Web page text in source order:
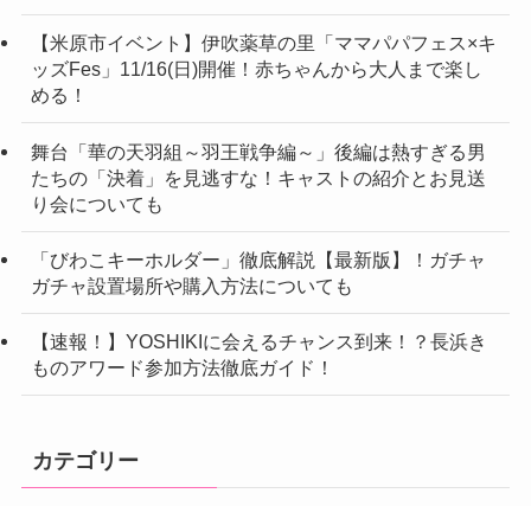
【米原市イベント】伊吹薬草の里「ママパパフェス×キ
ッズFes」11/16(日)開催！赤ちゃんから大人まで楽し
める！
舞台「華の天羽組～羽王戦争編～」後編は熱すぎる男
たちの「決着」を見逃すな！キャストの紹介とお見送
り会についても
「びわこキーホルダー」徹底解説【最新版】！ガチャ
ガチャ設置場所や購入方法についても
【速報！】YOSHIKIに会えるチャンス到来！？長浜き
ものアワード参加方法徹底ガイド！
カテゴリー